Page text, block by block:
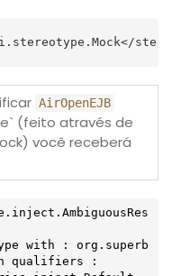
AirOpenEJB
(feito através de
você receberá
qualifiers :